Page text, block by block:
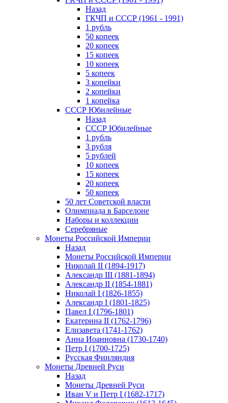
Назад
ГКЧП и СССР (1961 - 1991)
1 рубль
50 копеек
20 копеек
15 копеек
10 копеек
5 копеек
3 копейки
2 копейки
1 копейка
СССР Юбилейные
Назад
СССР Юбилейные
1 рубль
3 рубля
5 рублей
10 копеек
15 копеек
20 копеек
50 копеек
50 лет Советской власти
Олимпиада в Барселоне
Наборы и коллекции
Серебряные
Монеты Российской Империи
Назад
Монеты Российской Империи
Николай II (1894-1917)
Александр III (1881-1894)
Александр II (1854-1881)
Николай I (1826-1855)
Александр I (1801-1825)
Павел I (1796-1801)
Екатерина II (1762-1796)
Елизавета (1741-1762)
Анна Иоанновна (1730-1740)
Петр I (1700-1725)
Русская Финляндия
Монеты Древней Руси
Назад
Монеты Древней Руси
Иван V и Петр I (1682-1717)